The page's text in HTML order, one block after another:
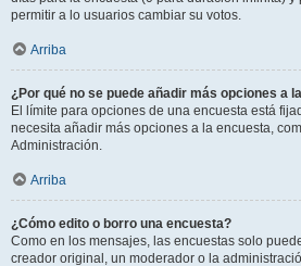
permitir a lo usuarios cambiar su votos.
Arriba
¿Por qué no se puede añadir más opciones a
El límite para opciones de una encuesta está
necesita añadir más opciones a la encuesta,
Administración.
Arriba
¿Cómo edito o borro una encuesta?
Como en los mensajes, las encuestas solo
creador original, un moderador o la